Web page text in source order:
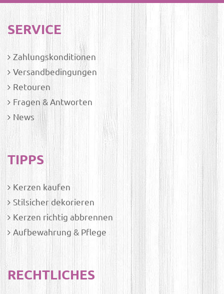
SERVICE
Zahlungskonditionen
Versandbedingungen
Retouren
Fragen & Antworten
News
TIPPS
Kerzen kaufen
Stilsicher dekorieren
Kerzen richtig abbrennen
Aufbewahrung & Pflege
RECHTLICHES